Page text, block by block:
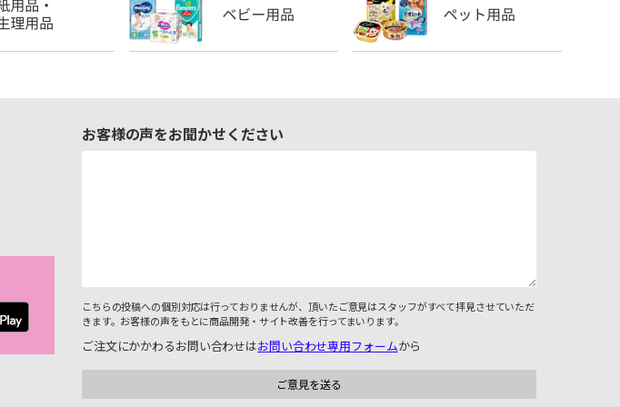
お客様の声をお聞かせください
こちらの投稿への個別対応は行っておりませんが、頂いたご意見はスタッフがすべて拝見させていただ
きます。お客様の声をもとに商品開発・サイト改善を行ってまいります。
ご注文にかかわるお問い合わせはお問い合わせ専用フォームから